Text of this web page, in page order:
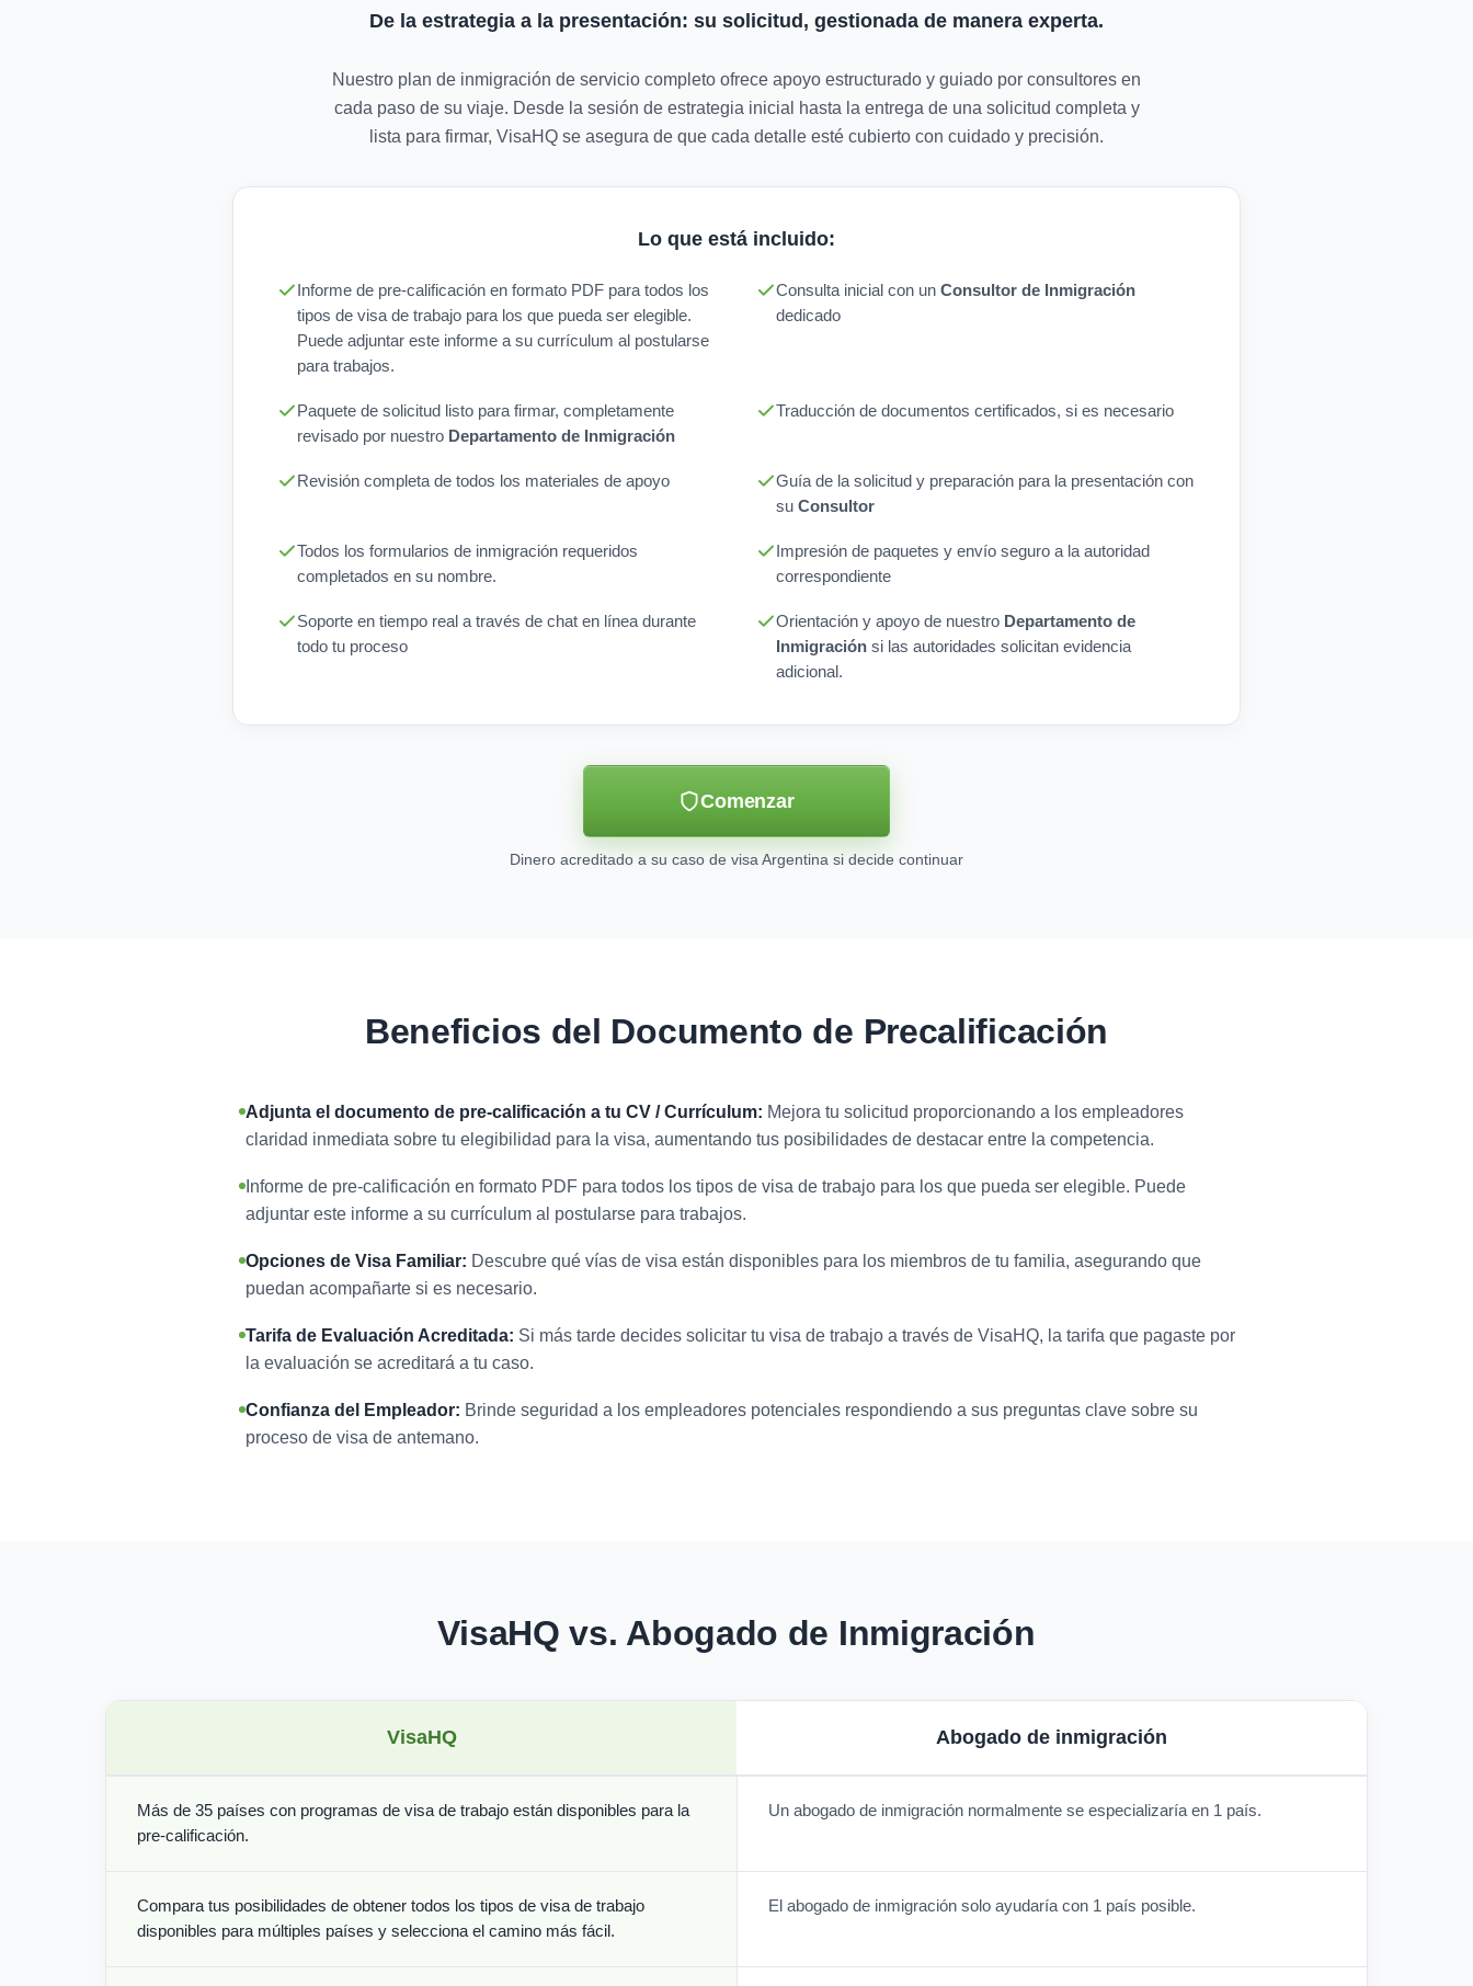
De la estrategia a la presentación: su solicitud, gestionada de manera experta.
Nuestro plan de inmigración de servicio completo ofrece apoyo estructurado y guiado por consultores en
cada paso de su viaje. Desde la sesión de estrategia inicial hasta la entrega de una solicitud completa y
lista para firmar, VisaHQ se asegura de que cada detalle esté cubierto con cuidado y precisión.
Lo que está incluido:
Informe de pre-calificación en formato PDF para todos los
tipos de visa de trabajo para los que pueda ser elegible.
Puede adjuntar este informe a su currículum al postularse
para trabajos.
Consulta inicial con un Consultor de Inmigración
dedicado
Paquete de solicitud listo para firmar, completamente
revisado por nuestro Departamento de Inmigración
Traducción de documentos certificados, si es necesario
Revisión completa de todos los materiales de apoyo
Guía de la solicitud y preparación para la presentación con
su Consultor
Todos los formularios de inmigración requeridos
completados en su nombre.
Impresión de paquetes y envío seguro a la autoridad
correspondiente
Soporte en tiempo real a través de chat en línea durante
todo tu proceso
Orientación y apoyo de nuestro Departamento de
Inmigración si las autoridades solicitan evidencia
adicional.
Comenzar
Dinero acreditado a su caso de visa Argentina si decide continuar
Beneficios del Documento de Precalificación
Adjunta el documento de pre-calificación a tu CV / Currículum: Mejora tu solicitud proporcionando a los empleadores
claridad inmediata sobre tu elegibilidad para la visa, aumentando tus posibilidades de destacar entre la competencia.
Informe de pre-calificación en formato PDF para todos los tipos de visa de trabajo para los que pueda ser elegible. Puede
adjuntar este informe a su currículum al postularse para trabajos.
Opciones de Visa Familiar: Descubre qué vías de visa están disponibles para los miembros de tu familia, asegurando que
puedan acompañarte si es necesario.
Tarifa de Evaluación Acreditada: Si más tarde decides solicitar tu visa de trabajo a través de VisaHQ, la tarifa que pagaste por
la evaluación se acreditará a tu caso.
Confianza del Empleador: Brinde seguridad a los empleadores potenciales respondiendo a sus preguntas clave sobre su
proceso de visa de antemano.
VisaHQ vs. Abogado de Inmigración
VisaHQ Abogado de inmigración
Más de 35 países con programas de visa de trabajo están disponibles para la
pre-calificación.
Un abogado de inmigración normalmente se especializaría en 1 país.
Compara tus posibilidades de obtener todos los tipos de visa de trabajo
disponibles para múltiples países y selecciona el camino más fácil.
El abogado de inmigración solo ayudaría con 1 país posible.